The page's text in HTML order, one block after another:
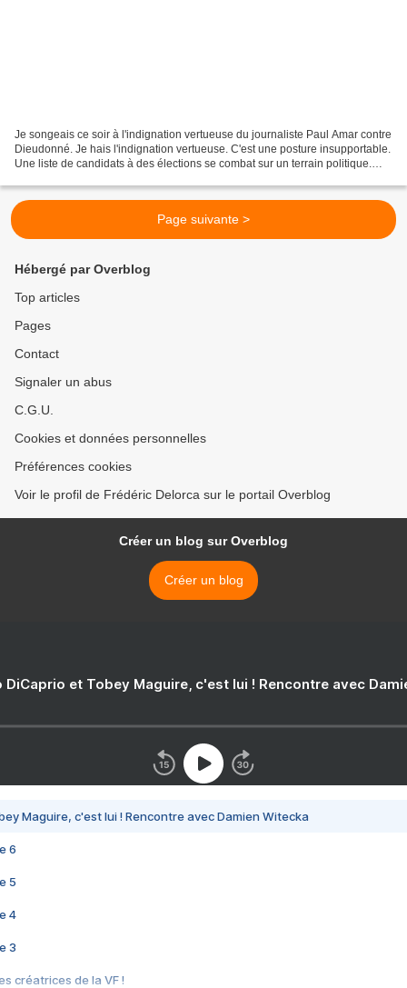
Je songeais ce soir à l'indignation vertueuse du journaliste Paul Amar contre
Dieudonné. Je hais l'indignation vertueuse. C'est une posture insupportable.
Une liste de candidats à des élections se combat sur un terrain politique.
Page suivante >
Hébergé par Overblog
Top articles
Pages
Contact
Signaler un abus
C.G.U.
Cookies et données personnelles
Préférences cookies
Voir le profil de Frédéric Delorca sur le portail Overblog
Créer un blog sur Overblog
Créer un blog
DiCaprio et Tobey Maguire, c'est lui ! Rencontre avec
Maguire, c'est lui ! Rencontre avec Damien Witecka
6
5
4
3
créatrices de la VF !